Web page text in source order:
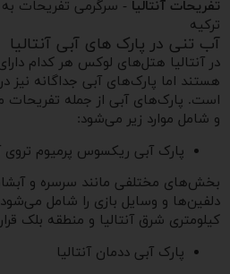
تفریحات آنتالیا - سرگرمی تفریحات به
ترکیه
آب تنی در پارک های آبی آنتالیا
در آنتالیا هتل‌های لوکس هر کدام
هستند اما پارک‌های آبی جداگانه
است. پارک‌های آبی از جمله تفریحات
و شامل موارد زیر می‌شود:
پارک آبی ریکسوس پرمیوم تروی
بخش‌های مختلفی مانند سرسره و
کیلومتری شرق آنتالیا و منطقه بلک قرار
پارک آبی ددمان آنتالیا